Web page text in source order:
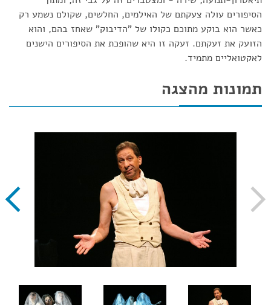
הסיפורים עולה צעקתם של האילמים, החלשים, שקולם נשמע רק
כאשר הוא בוקע מתוכם כקולו של "הדיבוק" שאחז בהם, והוא
הזועק את זעקתם. זעקה זו היא שהופכת את הסיפורים הישנים
לאקטואליים מתמיד.
תמונות מהצגה